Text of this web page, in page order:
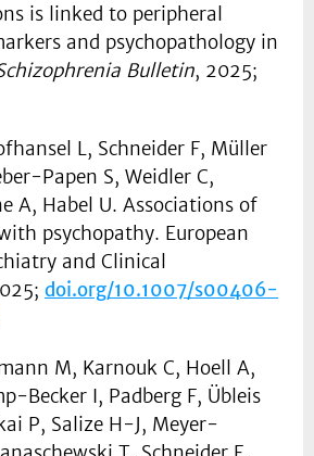
is linked to peripheral
and psychopathology in
Bulletin, 2025;
L, Schneider F, Müller
Papen S, Weidler C,
A, Habel U. Associations of
psychopathy. European
and Clinical
doi.org/10.1007/s00406-
M, Karnouk C, Hoell A,
Becker I, Padberg F, Übleis
P, Salize H-J, Meyer-